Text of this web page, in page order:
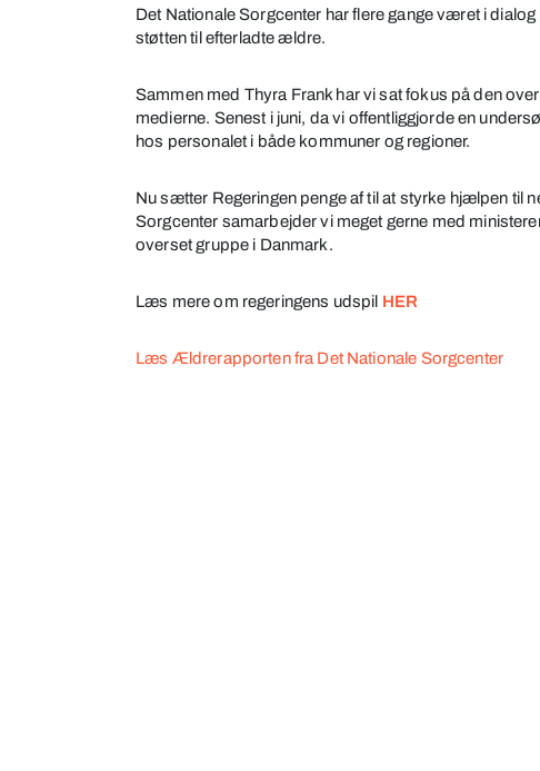
Det Nationale Sorgcenter har flere gange været i
støtten til efterladte ældre.
Sammen med Thyra Frank har vi sat fokus på den
medierne. Senest i juni, da vi offentliggjorde en
hos personalet i både kommuner og regioner.
Nu sætter Regeringen penge af til at styrke hjælpen til
Sorgcenter samarbejder vi meget gerne med
overset gruppe i Danmark.
Læs mere om regeringens udspil HER
Læs Ældrerapporten fra Det Nationale Sorgcenter